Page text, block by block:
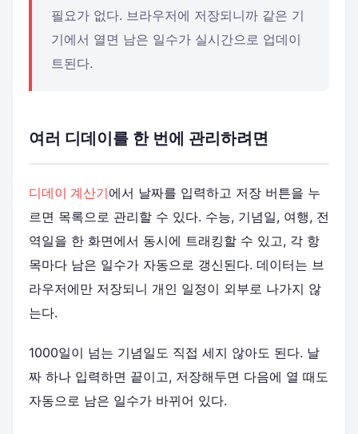
필요가 없다. 브라우저에 저장되니까 같은 기
기에서 열면 남은 일수가 실시간으로 업데이
트된다.
여러 디데이를 한 번에 관리하려면
디데이 계산기에서 날짜를 입력하고 저장 버튼을 누
르면 목록으로 관리할 수 있다. 수능, 기념일, 여행, 전
역일을 한 화면에서 동시에 트래킹할 수 있고, 각 항
목마다 남은 일수가 자동으로 갱신된다. 데이터는 브
라우저에만 저장되니 개인 일정이 외부로 나가지 않
는다.
1000일이 넘는 기념일도 직접 세지 않아도 된다. 날
짜 하나 입력하면 끝이고, 저장해두면 다음에 열 때도
자동으로 남은 일수가 바뀌어 있다.